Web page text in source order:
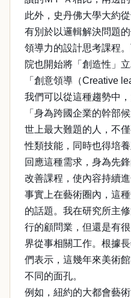
此外，史丹佛大學大約
有別於以邏輯解決問題
領導力的設計思考課程
院也開始將「創造性」
「創意領導（Creative
我們可以從這種趨勢中
「身為跨國企業的幹部
世上最大難題的人，不
性類技能，同時也得培
回應這種需求，身為先
改善課程，使內容持續進
事實上在藝術圈內，這
的話題。我在研究所主
行的顧問業，但還是有
界從事相關工作。根據
們表示，這幾年來美術
不同的面孔。
例如，紐約的大都會藝